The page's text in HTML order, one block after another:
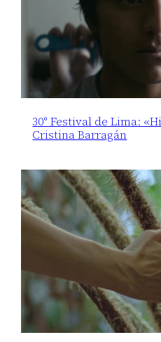
30° Festival de Lima:
Cristina Barragán